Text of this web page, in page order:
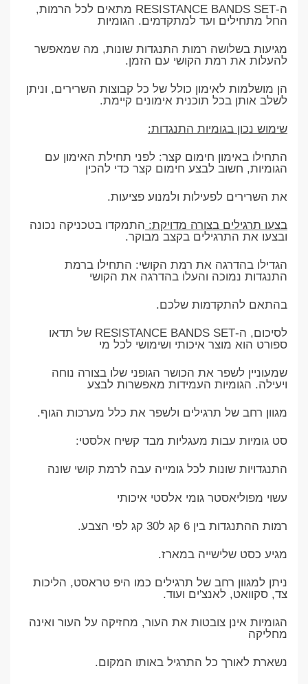
ה-RESISTANCE BANDS SET מתאים לכל הרמות,
החל מתחילים ועד למתקדמים. הגומיות
מגיעות בשלושה רמות התנגדות שונות, מה שמאפשר
להעלות את רמת הקושי עם הזמן.
הן מושלמות לאימון כולל של כל קבוצות השרירים, וניתן
לשלב אותן בכל תוכנית אימונים קיימת.
שימוש נכון בגומיות התנגדות:
התחילו באימון חימום קצר: לפני תחילת האימון עם
הגומיות, חשוב לבצע חימום קצר כדי להכין
את השרירים לפעילות ולמנוע פציעות.
בצעו תרגילים בצורה מדויקת: התמקדו בטכניקה נכונה
ובצעו את התרגילים בקצב מבוקר.
הגדילו בהדרגה את רמת הקושי: התחילו ברמת
התנגדות נמוכה והעלו בהדרגה את הקושי
בהתאם להתקדמות שלכם.
לסיכום, ה-RESISTANCE BANDS SET של תדאו
ספורט הוא מוצר איכותי ושימושי לכל מי
שמעוניין לשפר את הכושר הגופני שלו בצורה נוחה
ויעילה. הגומיות העמידות מאפשרות לבצע
מגוון רחב של תרגילים ולשפר את כלל מערכות הגוף.
סט גומיות עבות מעגליות מבד קשיח אלסטי:
התנגדויות שונות לכל גומייה עבה לרמת קושי שונה
עשוי מפוליאסטר גומי אלסטי איכותי
רמות ההתנגדות בין 6 קג ל30 קג לפי הצבע.
מגיע כסט שלישייה במארז.
ניתן למגוון רחב של תרגילים כמו היפ טראסט, הליכות
צד, סקוואט, לאנצ'ים ועוד.
הגומיות אינן צובטות את העור, מחזיקה על העור ואינה
מחליקה
נשארת לאורך כל התרגיל באותו המקום.